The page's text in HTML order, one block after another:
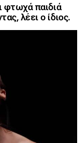
φτωχά παιδιά
λέει ο ίδιος.